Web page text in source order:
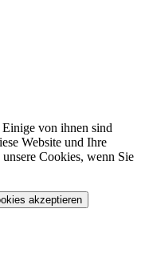
von ihnen sind
Website und Ihre
Cookies, wenn Sie
akzeptieren